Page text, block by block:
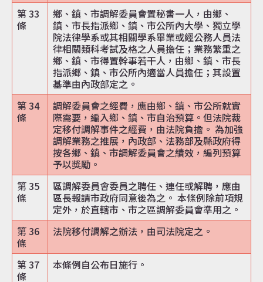
第 33
條
鄉、鎮、市調解委員會置秘書一人，由鄉、
鎮、市長指派鄉、鎮、市公所內大學、獨立學
院法律學系或其相關學系畢業或經公務人員法
律相關類科考試及格之人員擔任；業務繁重之
鄉、鎮、市得置幹事若干人，由鄉、鎮、市長
指派鄉、鎮、市公所內適當人員擔任；其設置
基準由內政部定之。
第 34
條
調解委員會之經費，應由鄉、鎮、市公所就實
際需要，編入鄉、鎮、市自治預算。但法院裁
定移付調解事件之經費，由法院負擔。 為加強
調解業務之推展，內政部、法務部及縣政府得
按各鄉、鎮、市調解委員會之績效，編列預算
予以獎勵。
第 35
條
區調解委員會委員之聘任、連任或解聘，應由
區長報請市政府同意後為之。 本條例除前項規
定外，於直轄市、市之區調解委員會準用之。
第 36
條
法院移付調解之辦法，由司法院定之。
第 37
條
本條例自公布日施行。